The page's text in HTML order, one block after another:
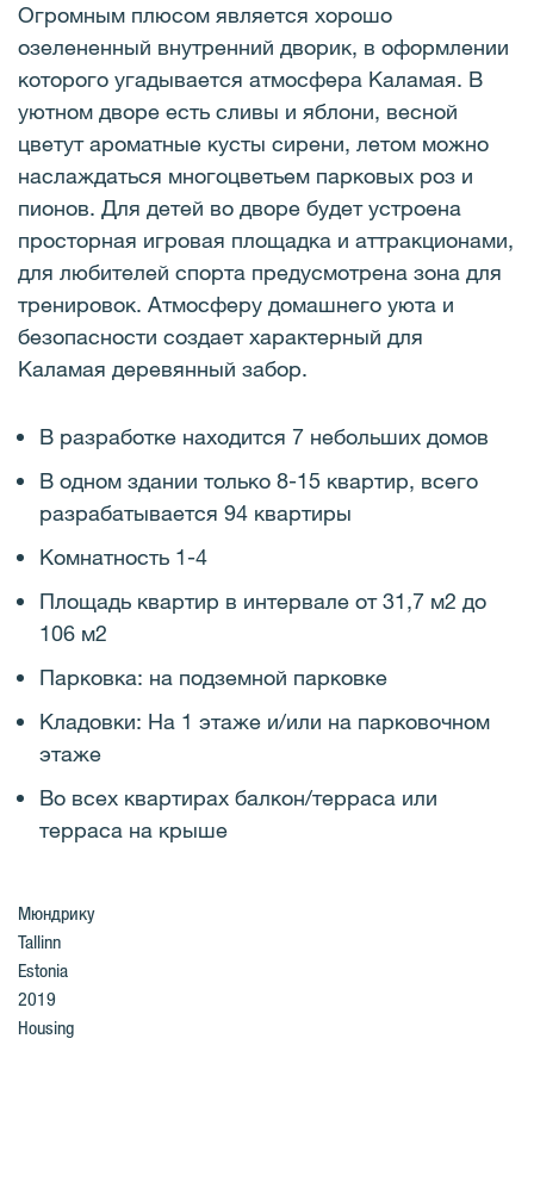
Огромным плюсом является хорошо
озелененный внутренний дворик, в оформлении
которого угадывается атмосфера Каламая. В
уютном дворе есть сливы и яблони, весной
цветут ароматные кусты сирени, летом можно
наслаждаться многоцветьем парковых роз и
пионов. Для детей во дворе будет устроена
просторная игровая площадка и аттракционами,
для любителей спорта предусмотрена зона для
тренировок. Атмосферу домашнего уюта и
безопасности создает характерный для
Каламая деревянный забор.
В разработке находится 7 небольших домов
В одном здании только 8-15 квартир, всего
разрабатывается 94 квартиры
Комнатность 1-4
Площадь квартир в интервале от 31,7 м2 до
106 м2
Парковка: на подземной парковке
Кладовки: На 1 этаже и/или на парковочном
этаже
Во всех квартирах балкон/терраса или
терраса на крыше
Мюндрику
Tallinn
Estonia
2019
Housing